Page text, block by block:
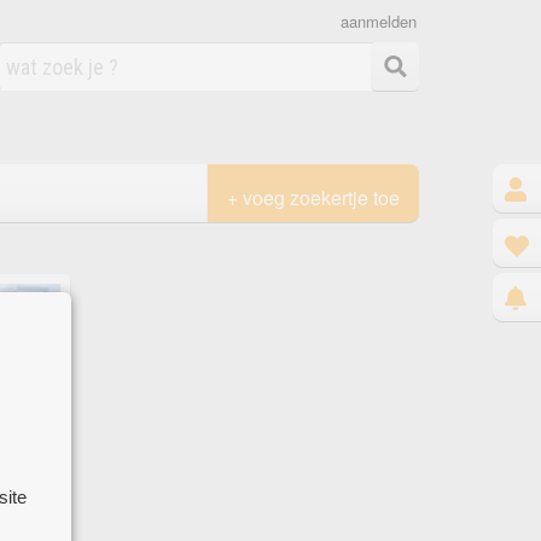
aanmelden
+ voeg zoekertje toe